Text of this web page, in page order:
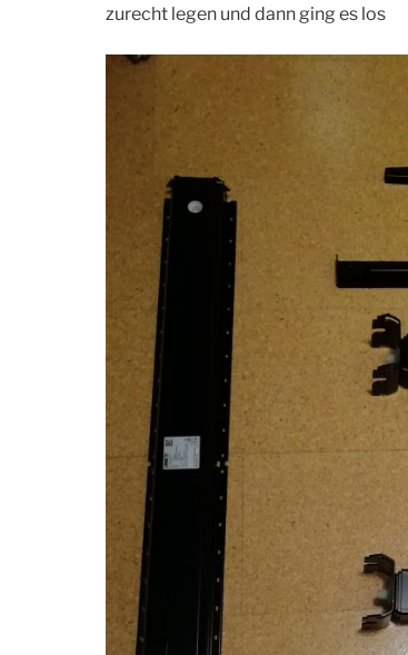
zurecht legen und dann ging es los